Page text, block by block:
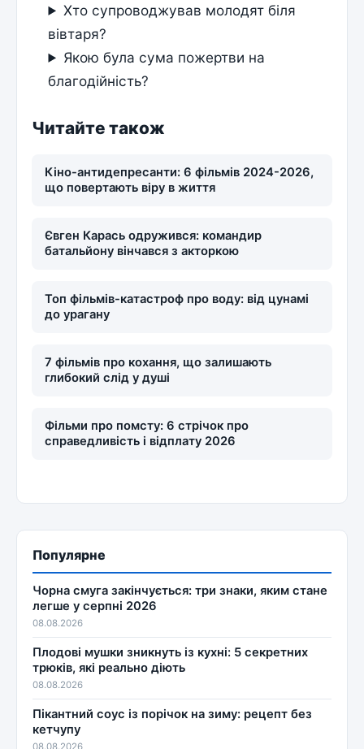
Хто супроводжував молодят біля
вівтаря?
Якою була сума пожертви на
благодійність?
Читайте також
Кіно-антидепресанти: 6 фільмів 2024-2026,
що повертають віру в життя
Євген Карась одружився: командир
батальйону вінчався з акторкою
Топ фільмів-катастроф про воду: від цунамі
до урагану
7 фільмів про кохання, що залишають
глибокий слід у душі
Фільми про помсту: 6 стрічок про
справедливість і відплату 2026
Популярне
Чорна смуга закінчується: три знаки, яким стане
легше у серпні 2026
08.08.2026
Плодові мушки зникнуть із кухні: 5 секретних
трюків, які реально діють
08.08.2026
Пікантний соус із порічок на зиму: рецепт без
кетчупу
08.08.2026